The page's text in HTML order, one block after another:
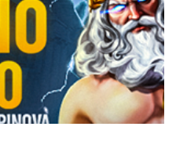
OD PIRINČA:
koji miriše na cimet
by Aklamator